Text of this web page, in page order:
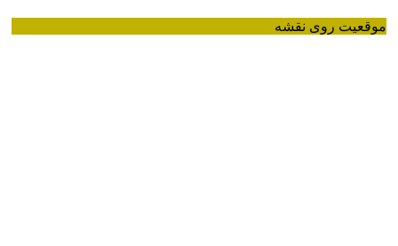
موقعیت روی نقشه